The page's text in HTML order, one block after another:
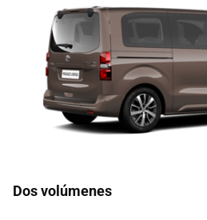
Dos volúmenes